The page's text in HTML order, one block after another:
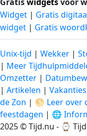
Widget | Gratis
widget | Gratis
Unix-tijd | Wekker |
| Meer
Omzetter |
| Artikelen | Vakanties
de Zon | 🌕 Leer over
feestdagen | 🌐
2025 © Tijd.nu - ⌚